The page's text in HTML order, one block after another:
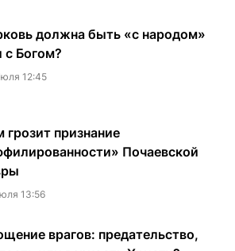
должна быть «с народом»
с Богом?
12:45
грозит признание
Почаевской
13:56
врагов: предательство,